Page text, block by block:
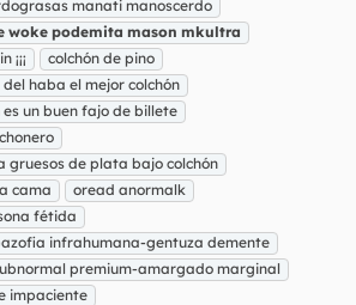
manati manoscerdo
woke podemita mason mkultra
colchón de pino
haba el mejor colchón
es un buen fajo de billete
gruesos de plata bajo colchón
cama
oread anormalk
fétida
infrahumana-gentuza demente
premium-amargado marginal
impaciente